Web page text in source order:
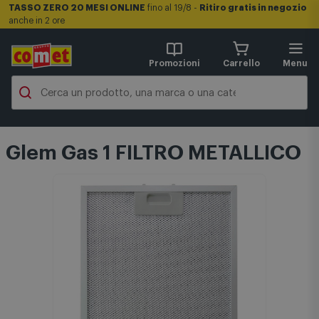
TASSO ZERO 20 MESI ONLINE fino al 19/8 - Ritiro gratis in negozio
anche in 2 ore
Promozioni Carrello Menu
Glem Gas 1 FILTRO METALLICO